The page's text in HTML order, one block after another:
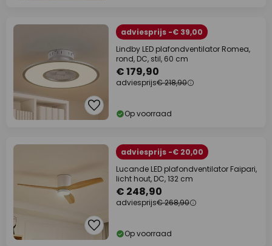
adviesprijs -€ 39,00
Lindby LED plafondventilator Romea,
rond, DC, stil, 60 cm
€ 179,90
adviesprijs€ 218,90
Op voorraad
adviesprijs -€ 20,00
Lucande LED plafondventilator Faipari,
licht hout, DC, 132 cm
€ 248,90
adviesprijs€ 268,90
Op voorraad